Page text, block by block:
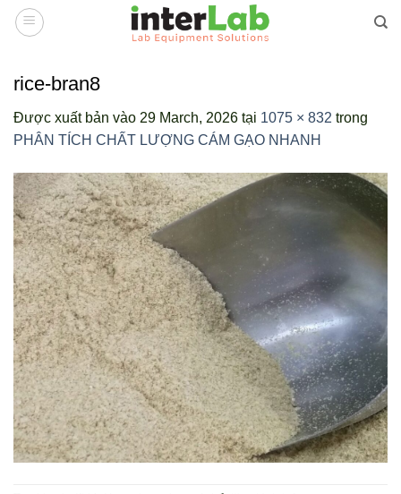
qua
dungrice-bran8
Được xuất bản vào 29 March, 2026 tại 1075 × 832 trong
PHÂN TÍCH CHẤT LƯỢNG CÁM GẠO NHANH